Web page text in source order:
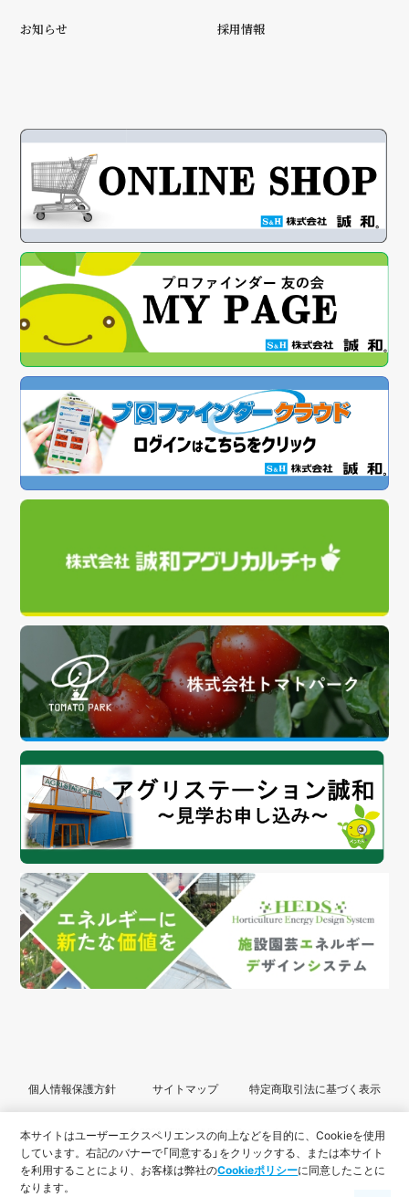
本サイトはユーザーエクスペリエンスの向上などを目的に、Cookieを使用
しています。右記のバナーで「同意する」をクリックする、または本サイト
を利用することにより、 お客様は弊社のCookieポリシーに同意したことに
なります。
お知らせ 採用情報
個人情報保護方針 サイトマップ 特定商取引法に基づく表示
© 2022 SEIWA All Rights Reserved.